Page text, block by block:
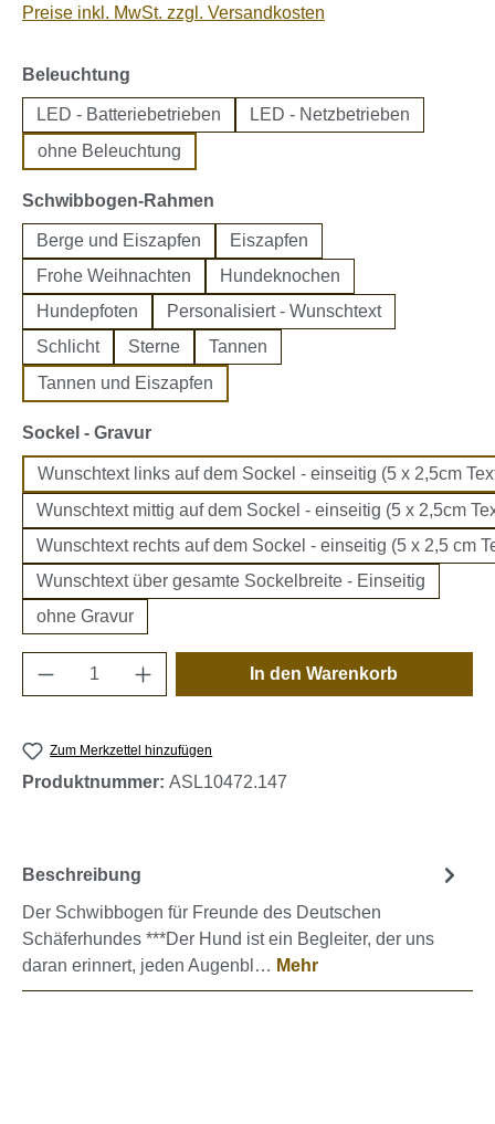
Preise inkl. MwSt. zzgl. Versandkosten
Beleuchtung
LED - Batteriebetrieben
LED - Netzbetrieben
ohne Beleuchtung
Schwibbogen-Rahmen
Berge und Eiszapfen
Eiszapfen
Frohe Weihnachten
Hundeknochen
Hundepfoten
Personalisiert - Wunschtext
Schlicht
Sterne
Tannen
Tannen und Eiszapfen
Sockel - Gravurauswählen
Wunschtext links auf dem Sockel - einseitig (5 x 2,5cm
Wunschtext mittig auf dem Sockel - einseitig (5 x 2,5cm
Wunschtext rechts auf dem Sockel - einseitig (5 x 2,5 cm
Wunschtext über gesamte Sockelbreite - Einseitig
ohne Gravur
Produkt Anzahl: Gib den gewünschten
In den Warenkorb
Zum Merkzettel hinzufügen
Produktnummer: ASL10472.147
Beschreibung
Der Schwibbogen für Freunde des Deutschen
Schäferhundes ***Der Hund ist ein Begleiter, der uns
daran erinnert, jeden Augenbl… Mehr